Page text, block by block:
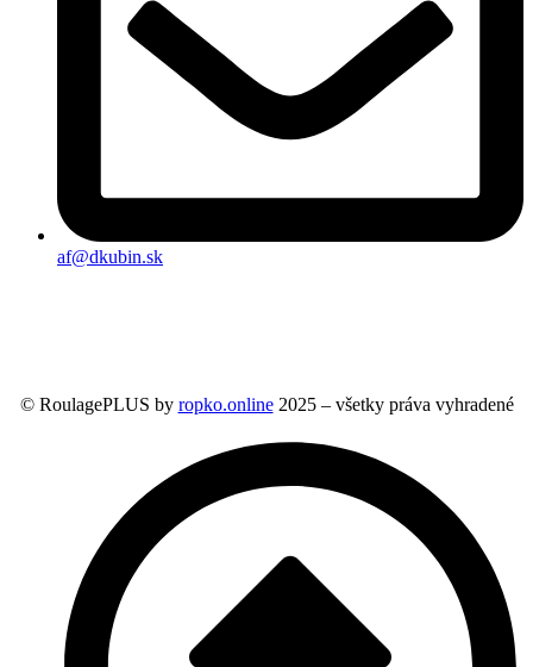
af@dkubin.sk
© RoulagePLUS by ropko.online2025 – všetky práva vyhradené